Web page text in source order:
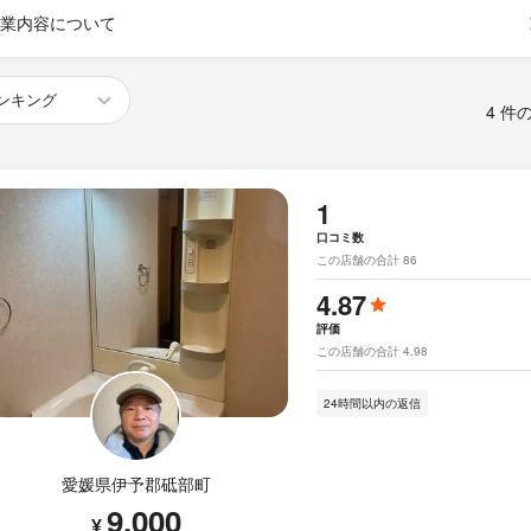
内容について
4 件
愛媛県伊予郡砥部町
9,000
1
口コミ数
この店舗の合計 86
4.87
評価
この店舗の合計 4.98
24時間以内の返信